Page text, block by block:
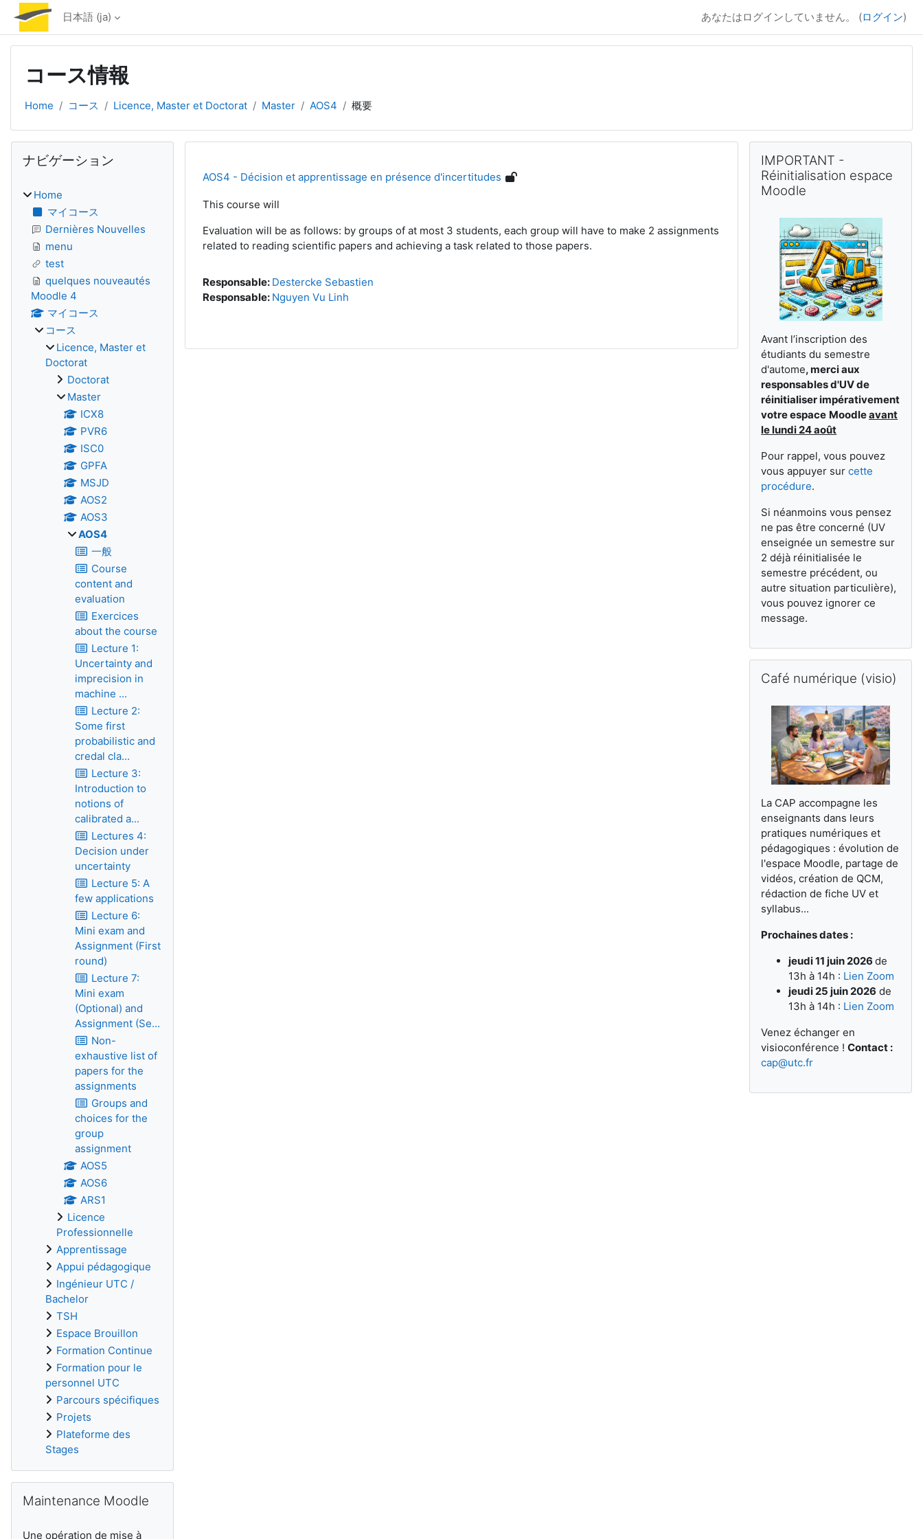
メインコンテンツへスキップする
日本語 ‎(ja)‎ あなたはログインしていません。 (ログイン)
コース情報
Home コース Licence, Master et Doctorat Master AOS4 概要
AOS4 - Décision et apprentissage en présence d'incertitudes
This course will
Evaluation will be as follows: by groups of at most 3 students, each group will have to make 2 assignments
related to reading scientific papers and achieving a task related to those papers.
Responsable: Destercke Sebastien
Responsable: Nguyen Vu Linh
ブロック
ナビゲーション
Home
マイコース
Dernières Nouvelles
menu
test
quelques nouveautés
Moodle 4
マイコース
コース
Licence, Master et
Doctorat
Doctorat
Master
ICX8
PVR6
ISC0
GPFA
MSJD
AOS2
AOS3
AOS4
一般
Course
content and
evaluation
Exercices
about the course
Lecture 1:
Uncertainty and
imprecision in
machine ...
Lecture 2:
Some first
probabilistic and
credal cla...
Lecture 3:
Introduction to
notions of
calibrated a...
Lectures 4:
Decision under
uncertainty
Lecture 5: A
few applications
Lecture 6:
Mini exam and
Assignment (First
round)
Lecture 7:
Mini exam
(Optional) and
Assignment (Se...
Non-
exhaustive list of
papers for the
assignments
Groups and
choices for the
group
assignment
AOS5
AOS6
ARS1
Licence
Professionnelle
Apprentissage
Appui pédagogique
Ingénieur UTC /
Bachelor
TSH
Espace Brouillon
Formation Continue
Formation pour le
personnel UTC
Parcours spécifiques
Projets
Plateforme des
Stages
Maintenance Moodle
Une opération de mise à
補助ブロック
IMPORTANT -
Réinitialisation espace
Moodle
Avant l’inscription des
étudiants du semestre
d'autome,merci aux
responsables d'UV de
réinitialiser impérativement
votre espace Moodleavant
le lundi 24 août
Pour rappel, vous pouvez
vous appuyer surcette
procédure.
Si néanmoins vous pensez
ne pas être concerné (UV
enseignée un semestre sur
2 déjà réinitialisée le
semestre précédent, ou
autre situation particulière),
vous pouvez ignorer ce
message.
Café numérique (visio)
La CAP accompagne les
enseignants dans leurs
pratiques numériques et
pédagogiques : évolution de
l'espace Moodle, partage de
vidéos, création de QCM,
rédaction de fiche UV et
syllabus...
Prochaines dates :
jeudi 11 juin 2026de
13h à 14h : Lien Zoom
jeudi 25 juin 2026 de
13h à 14h : Lien Zoom
Venez échanger en
visioconférence !Contact :
cap@utc.fr